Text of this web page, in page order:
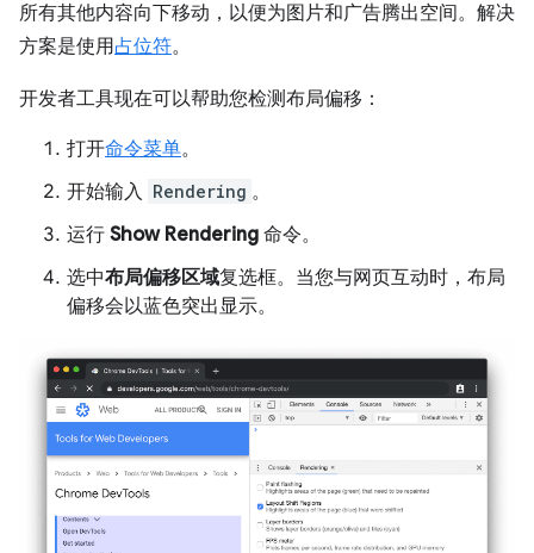
所有其他内容向下移动，以便为图片和广告腾出空间。解决
方案是使用占位符。
开发者工具现在可以帮助您检测布局偏移：
打开命令菜单。
开始输入 Rendering 。
运行 Show Rendering 命令。
选中布局偏移区域复选框。当您与网页互动时，布局
偏移会以蓝色突出显示。